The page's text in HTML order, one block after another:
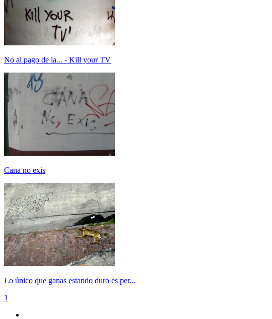
No al pago de la... - Kill your TV
Cana no exis
Lo único que ganas estando duro es per...
1